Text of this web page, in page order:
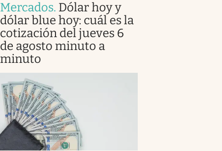
Mercados. Dólar hoy y
dólar blue hoy: cuál es la
cotización del jueves 6
de agosto minuto a
minuto